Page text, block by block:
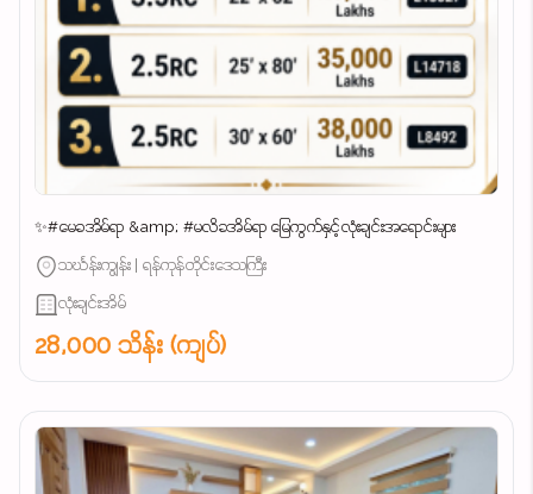
✨#မေခအိမ်ရာ &amp; #မလိခအိမ်ရာ မြေကွက်နှင့်လုံးချင်းအရောင်းများ
သင်္ဃန်းကျွန်း | ရန်ကုန်တိုင်းဒေသကြီး
လုံးချင်းအိမ်
28,000 သိန်း (ကျပ်)